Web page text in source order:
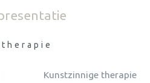
Kunstzinnige therapie